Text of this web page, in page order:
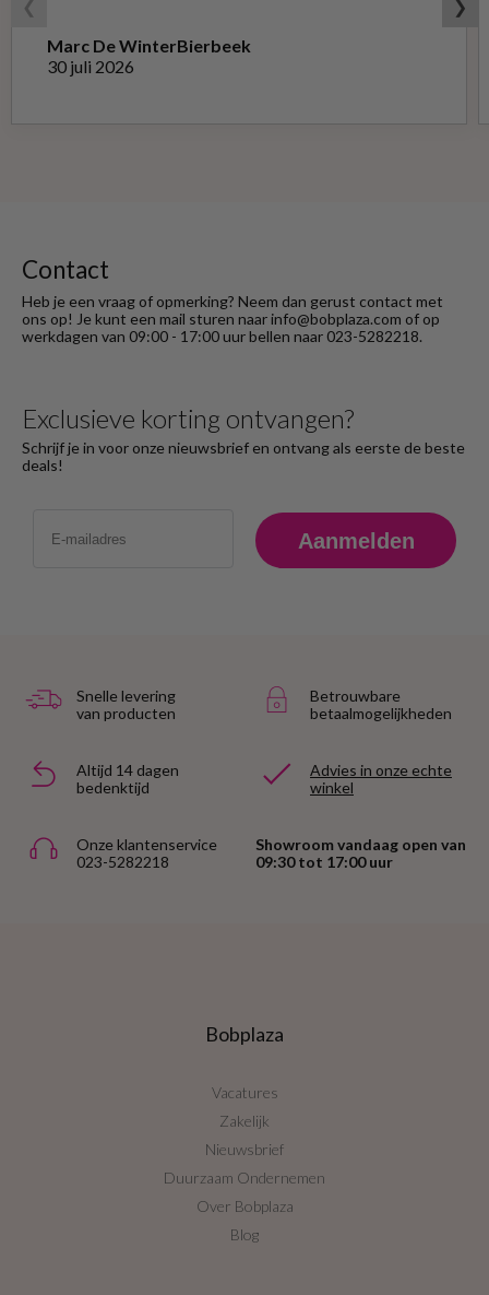
❮
Marc De WinterBierbeek
30 juli 2026
❯
Contact
Heb je een vraag of opmerking? Neem dan gerust contact met
ons op! Je kunt een mail sturen naar info@bobplaza.com of op
werkdagen van 09:00 - 17:00 uur bellen naar 023-5282218.
Exclusieve korting ontvangen?
Schrijf je in voor onze nieuwsbrief en ontvang als eerste de beste
deals!
Aanmelden
Snelle levering
van producten
Betrouwbare
betaalmogelijkheden
Altijd 14 dagen
bedenktijd
Advies in onze echte
winkel
Onze klantenservice
023-5282218
Showroom vandaag open van
09:30 tot 17:00 uur
Bobplaza
Vacatures
Zakelijk
Nieuwsbrief
Duurzaam Ondernemen
Over Bobplaza
Blog